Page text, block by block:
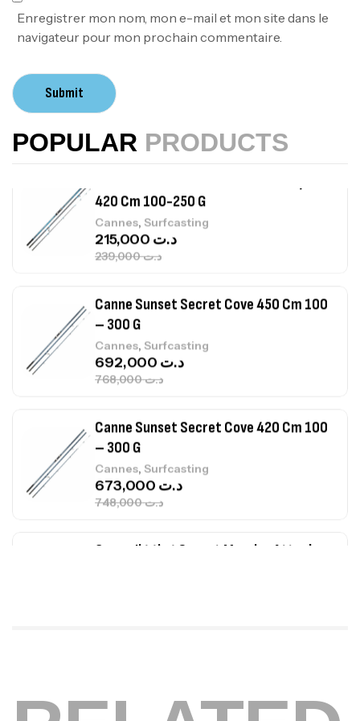
Enregistrer mon nom, mon e-mail et mon site dans le
navigateur pour mon prochain commentaire.
Submit
POPULAR PRODUCTS
420 Cm 100-250 G
Cannes
د.ت
Canne Sunset Secret Cove 450 Cm 100
– 300 G
Cannes, Surfcasting
د.ت768,000
د.ت692,000
Canne Sunset Secret Cove 420 Cm 100
– 300 G
Cannes, Surfcasting
د.ت
د.ت 673,000
Canne Jigging Sunset Massive Attack
1.83m 120/250gr 30kg
Cannes, Jigging
د.ت
د.ت340,000
Accastillage bateau,Accessoires bateaux